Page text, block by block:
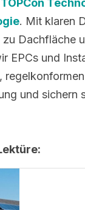
TOPCon
. Mit klaren
zu Dachfläche
EPCs und
regelkonformen
und sichern